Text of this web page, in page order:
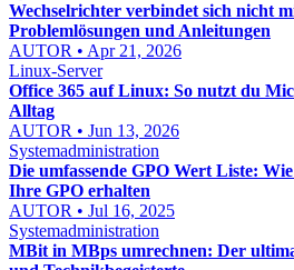
Wechselrichter verbindet sich nicht
Problemlösungen und Anleitungen
AUTOR • Apr 21, 2026
Linux-Server
Office 365 auf Linux: So nutzt du
Alltag
AUTOR • Jun 13, 2026
Systemadministration
Die umfassende GPO Wert Liste:
Ihre GPO erhalten
AUTOR • Jul 16, 2025
Systemadministration
MBit in MBps umrechnen: Der